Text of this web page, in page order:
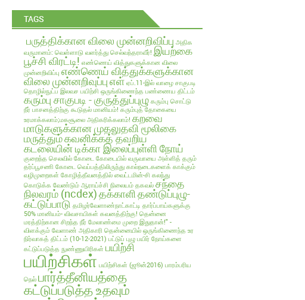
TAGS
பருத்திக்கான விலை முன்னறிவிப்பு அதிக
வருமானம்: வெள்ளாடு வளர்த்து செல்வந்தராவீர்! இயற்கை
பூச்சி விரட்டி! எண்ணெய் வித்துகளுக்கான விலை
முன்னறிவிப்பு எண்ணெய் வித்துக்களுக்கான
விலை முன்னறிவுப்புஎள் ஏப்.11-இல் வாழை சாகுபடி
தொழில்நுட்ப இலவச பயிற்சி ஒருங்கிணைந்த பண்ணைய திட்டம்
கரும்பு சாகுபடி - குருத்துப்புழு கரும்பு சொட்டு
நீர் பாசனத்திற்கு கூடுதல் மானியம்! கரும்புத் தோகையை
உரமாக்கலாம்;மகசூலை அதிகரிக்கலாம்! கறவை
மாடுகளுக்கான முதலுதவி மூலிகை
மருத்தும்கவனிக்கத் தவறிய
கடலையின் டிக்கா இலைப்புள்ளி நோய்
குறைந்த செலவில் கோடை கோடையில் வருவாயை அள்ளித் தரும்
தர்ப்பூசணி கோடை வெப்பத்திலிருந்து கால்நடைகளைக் காக்கும்
வழிமுறைகள் கோழித்தீவனத்தில் வைட்டமின்-சி கலந்து
கொடுக்க வேண்டும் ஆராய்ச்சி நிலையம் தகவல் சந்தை
நிலவரம் (ncdex)தக்காளிதண்டுப்புழு-
கட்டுப்பாடு தமிழர்வேளாண்நாட்காட்டி தார்ப்பாய்களுக்கு
50% மானியம்- விவசாயிகள் கவனத்திற்கு! தென்னை
மரத்திற்கான சிறந்த நீர் மேலாண்மை முறை இதுதான்!" -
விளக்கும் வேளாண் அதிகாரி தென்னையில் ஒருங்கிணைந்த உர
நிர்வாகத் திட்டம் (10-12-2021) பட்டுப் புழு பயிர் நோய்களை
கட்டுப்படுத்த நுண்ணுயிரிகள் பயிற்சி
பயிற்சிகள் பயிற்சிகள் (ஜூன்2016) பாரம்பரிய
நெல் பார்த்தீனியத்தை
கட்டுப்படுத்த உதவும்